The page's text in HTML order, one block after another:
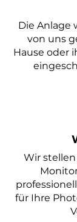
Die Anlage
von uns
Hause oder
Wir
für Ihre